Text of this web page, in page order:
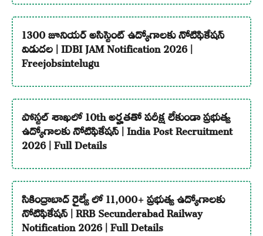
1300 జూనియర్ అసిస్టెంట్ ఉద్యోగాలకు నోటిఫికేషన్
విడుదల | IDBI JAM Notification 2026 |
Freejobsintelugu
పోస్టల్ శాఖలో 10th అర్హతతో పరీక్ష లేకుండా ప్రభుత్వ
ఉద్యోగాలకు నోటిఫికేషన్ | India Post Recruitment
2026 | Full Details
సికింద్రాబాద్ రైల్వే లో 11,000+ ప్రభుత్వ ఉద్యోగాలకు
నోటిఫికేషన్ | RRB Secunderabad Railway
Notification 2026 | Full Details